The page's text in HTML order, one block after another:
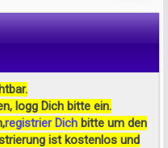
logg Dich bitte ein.
registrier Dich bitte um den
ist kostenlos und